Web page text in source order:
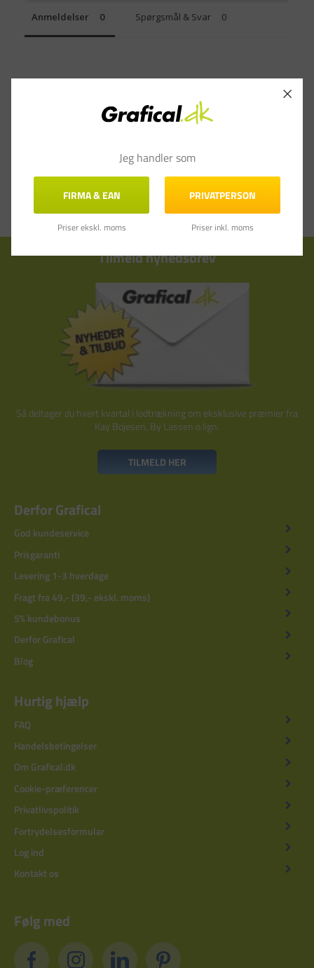
Anmeldelser Spørgsmål & Svar
Tilmeld nyhedsbrev
Så deltager du hvert kvartal i lodtrækning om eksklusive præmier fra
Kay Bojesen, By Lassen o.lign.
TILMELD HER
Derfor Grafical
God kundeservice
Prisgaranti
Levering 1-3 hverdage
Fragt fra 49,- (39,- ekskl. moms)
5% kundebonus
Derfor Grafical
Blog
Hurtig hjælp
FAQ
Handelsbetingelser
Om Grafical.dk
Cookie-præferencer
Privatlivspolitik
Fortrydelsesformular
Log ind
Kontakt os
Følg med
Jeg handler som
FIRMA & EAN
Priser ekskl. moms
PRIVATPERSON
Priser inkl. moms